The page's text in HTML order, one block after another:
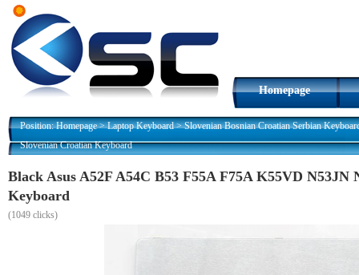
Homepage
Position:Homepage>Laptop Keyboard>Slovenian Bosnian Croatian Serbian
Slovenian Croatian Keyboard
Black Asus A52F A54C B53 F55A F75A K55VD
Keyboard
(1049 clicks)